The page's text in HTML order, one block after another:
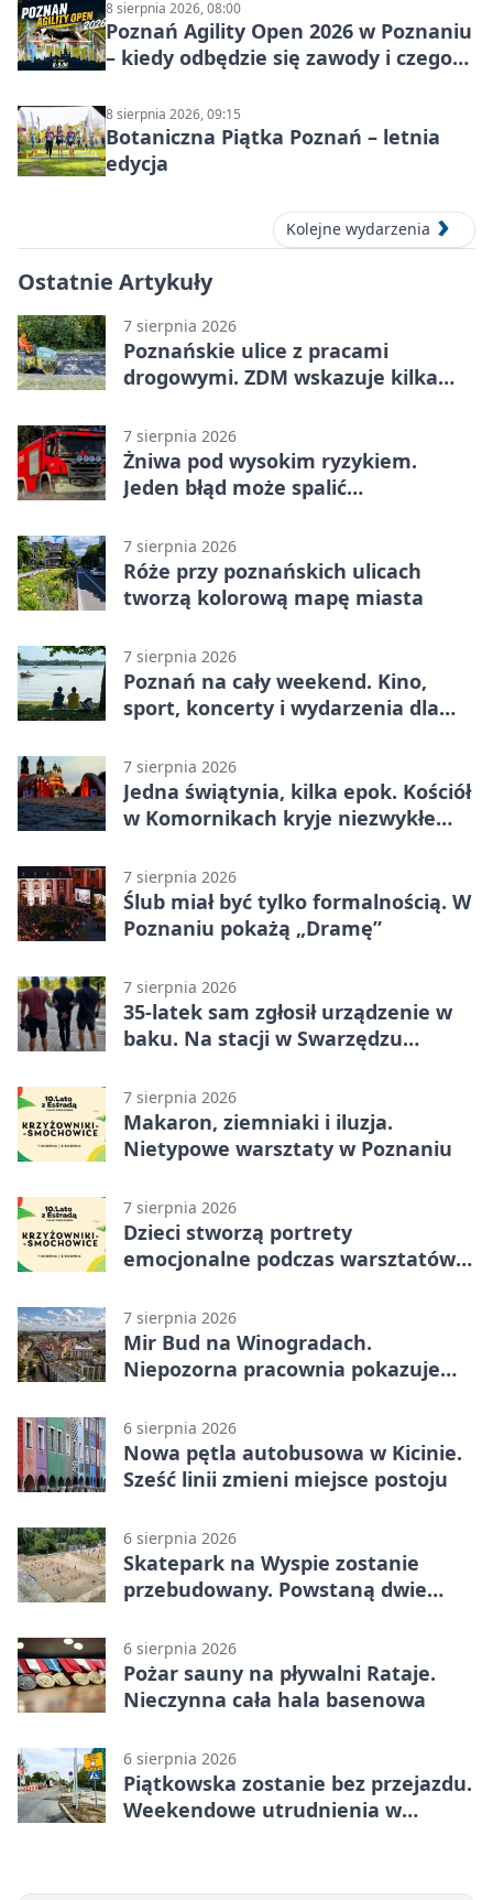
8 sierpnia 2026, 08:00
Poznań Agility Open 2026 w Poznaniu
– kiedy odbędzie się zawody i czego
8 sierpnia 2026, 09:15
Botaniczna Piątka Poznań – letnia
edycja
Kolejne wydarzenia
Ostatnie Artykuły
7 sierpnia 2026
Poznańskie ulice z pracami
drogowymi. ZDM wskazuje kilka
7 sierpnia 2026
Żniwa pod wysokim ryzykiem.
Jeden błąd może spalić
7 sierpnia 2026
Róże przy poznańskich ulicach
tworzą kolorową mapę miasta
7 sierpnia 2026
Poznań na cały weekend. Kino,
sport, koncerty i wydarzenia dla
7 sierpnia 2026
Jedna świątynia, kilka epok. Kościół
w Komornikach kryje niezwykłe
7 sierpnia 2026
Ślub miał być tylko formalnością. W
Poznaniu pokażą „Dramę”
7 sierpnia 2026
35-latek sam zgłosił urządzenie w
baku. Na stacji w Swarzędzu
7 sierpnia 2026
Makaron, ziemniaki i iluzja.
Nietypowe warsztaty w Poznaniu
7 sierpnia 2026
Dzieci stworzą portrety
emocjonalne podczas warsztatów
7 sierpnia 2026
Mir Bud na Winogradach.
Niepozorna pracownia pokazuje
6 sierpnia 2026
Nowa pętla autobusowa w Kicinie.
Sześć linii zmieni miejsce postoju
6 sierpnia 2026
Skatepark na Wyspie zostanie
przebudowany. Powstaną dwie
6 sierpnia 2026
Pożar sauny na pływalni Rataje.
Nieczynna cała hala basenowa
6 sierpnia 2026
Piątkowska zostanie bez przejazdu.
Weekendowe utrudnienia w